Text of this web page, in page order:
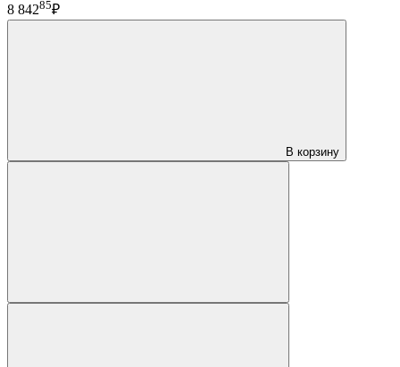
8 84285₽
В корзину